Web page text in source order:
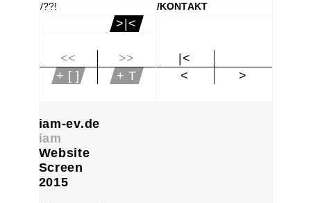
/??!
/KONTAKT
>|<
<<
>>
+ [ ]
+ T
|<
<
>
iam-ev.de
iam
Website
Screen
2015